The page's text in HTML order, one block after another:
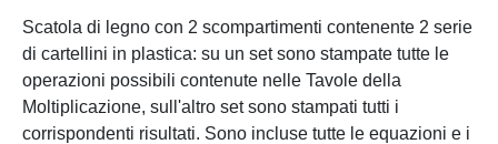
Scatola di legno con 2 scompartimenti contenente 2 serie
di cartellini in plastica: su un set sono stampate tutte le
operazioni possibili contenute nelle Tavole della
Moltiplicazione, sull'altro set sono stampati tutti i
corrispondenti risultati. Sono incluse tutte le equazioni e i